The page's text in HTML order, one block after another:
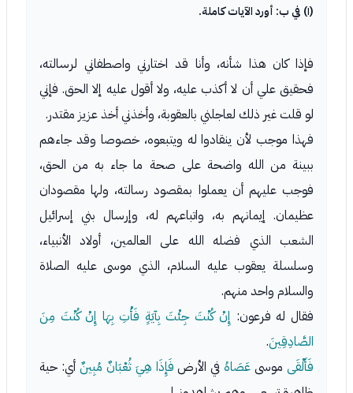
(١) في ب: أورد الآيات كاملة.
فإذا كان هذا شأنه، وأنا قد اختارني واصطفاني لرسالته،
فحقيق علي أن لا أكذب عليه، ولا أقول عليه إلا الحق. فإني
لو قلت غير ذلك لعاجلني بالعقوبة، وأخذني أخذ عزيز مقتدر.
فهذا موجب لأن ينقادوا له ويتبعوه، خصوصا وقد جاءهم
ببينة من الله واضحة على صحة ما جاء به من الحق،
فوجب عليهم أن يعملوا بمقصود رسالته، ولها مقصودان
عظيمان. إيمانهم به، واتباعهم له، وإرسال بني إسرائيل
الشعب الذي فضله الله على العالمين، أولاد الأنبياء،
وسلسلة يعقوب عليه السلام، الذي موسى عليه الصلاة
والسلام واحد منهم.
فقال له فرعون: إِنْ كُنْتَ جِئْتَ بِآيَةٍ فَأْتِ بِهَا إِنْ كُنْتَ مِنَ
الصَّادِقِينَ.
فَأَلْقَىموسى عَصَاهُفي الأرض فَإِذَا هِيَ ثُعْبَانٌ مُبِينٌ أي: حية